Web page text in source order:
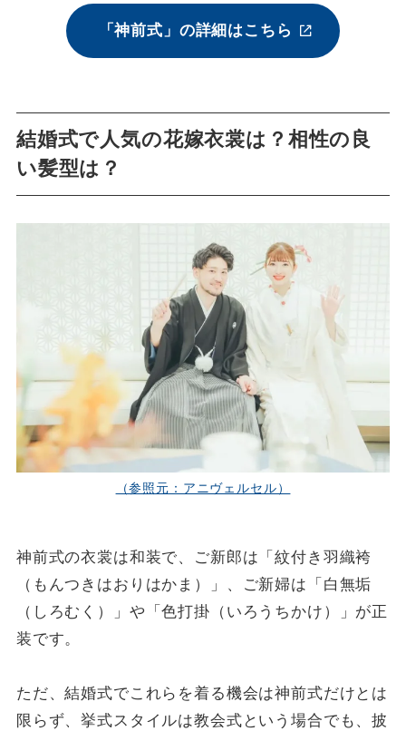
「神前式」の詳細はこちら
結婚式で人気の花嫁衣裳は？相性の良
い髪型は？
（参照元：アニヴェルセル）
神前式の衣裳は和装で、ご新郎は「紋付き羽織袴
（もんつきはおりはかま）」、ご新婦は「白無垢
（しろむく）」や「色打掛（いろうちかけ）」が正
装です。
ただ、結婚式でこれらを着る機会は神前式だけとは
限らず、挙式スタイルは教会式という場合でも、披